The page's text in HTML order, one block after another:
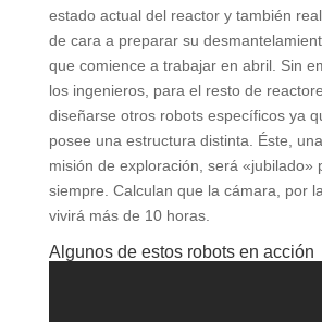
estado actual del reactor y también
de cara a preparar su
que comience a trabajar en abril. Sin
los ingenieros, para el resto de
diseñarse otros robots específicos ya
posee una estructura distinta. Éste,
misión de exploración, será «jubilado»
siempre. Calculan que la cámara, por
vivirá más de 10 horas.
Algunos de estos robots en acción